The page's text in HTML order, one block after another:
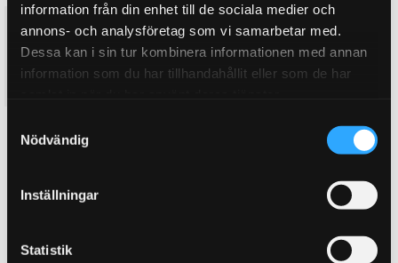
information från din enhet till de sociala medier och
annons- och analysföretag som vi samarbetar med.
Dessa kan i sin tur kombinera informationen med annan
information som du har tillhandahållit eller som de har
Nödvändig
Inställningar
Statistik
Värmeskyddslang silikon
15mm
DO88
28
Add to favorites
Värmeskyddslang silikon
20mm
DO88
39
BUY